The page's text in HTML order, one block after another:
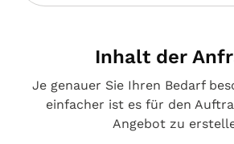
Inhalt der
Je genauer Sie Ihren Bedarf
einfacher ist es für den
Angebot zu